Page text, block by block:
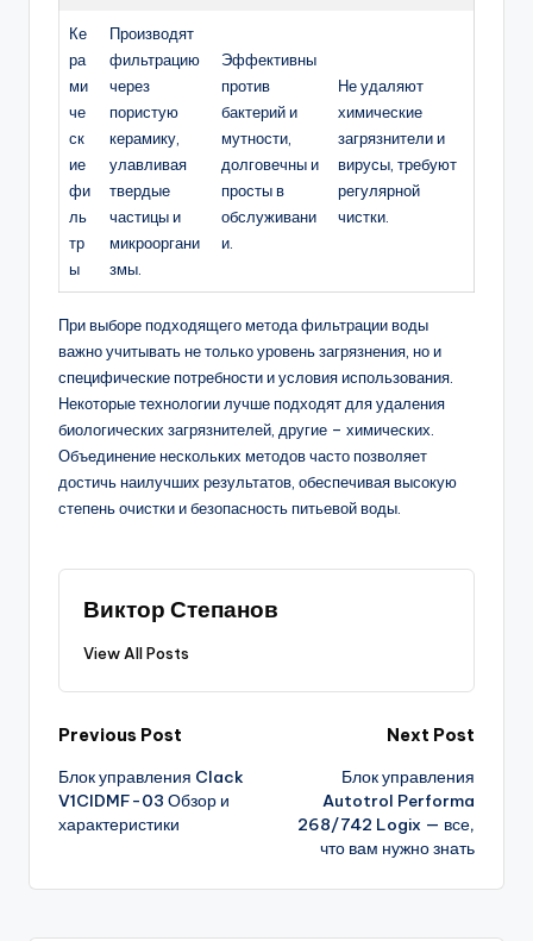
Ке
ра
ми
че
ск
ие
фи
ль
тр
ы
Производят
фильтрацию
через
пористую
керамику,
улавливая
твердые
частицы и
микрооргани
змы.
Эффективны
против
бактерий и
мутности,
долговечны и
просты в
обслуживани
и.
Не удаляют
химические
загрязнители и
вирусы, требуют
регулярной
чистки.
При выборе подходящего метода фильтрации воды
важно учитывать не только уровень загрязнения, но и
специфические потребности и условия использования.
Некоторые технологии лучше подходят для удаления
биологических загрязнителей, другие – химических.
Объединение нескольких методов часто позволяет
достичь наилучших результатов, обеспечивая высокую
степень очистки и безопасность питьевой воды.
Виктор Степанов
View All Posts
Post
navigation
Previous Post
Блок управления Clack
V1CIDMF-03 Обзор и
характеристики
Next Post
Блок управления
Autotrol Performa
268/742 Logix — все,
что вам нужно знать